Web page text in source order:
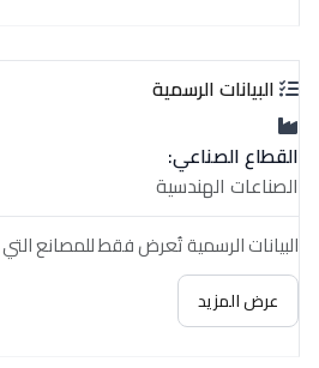
البيانات الرسمية
القطاع الصناعي:
الصناعات الهندسية
البيانات الرسمية تُعرض فقط للمصانع
عرض المزيد